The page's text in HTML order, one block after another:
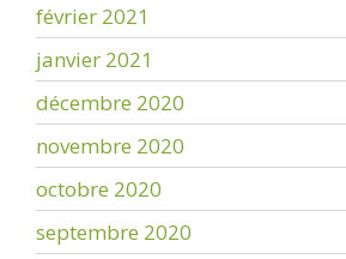
février 2021
janvier 2021
décembre 2020
novembre 2020
octobre 2020
septembre 2020